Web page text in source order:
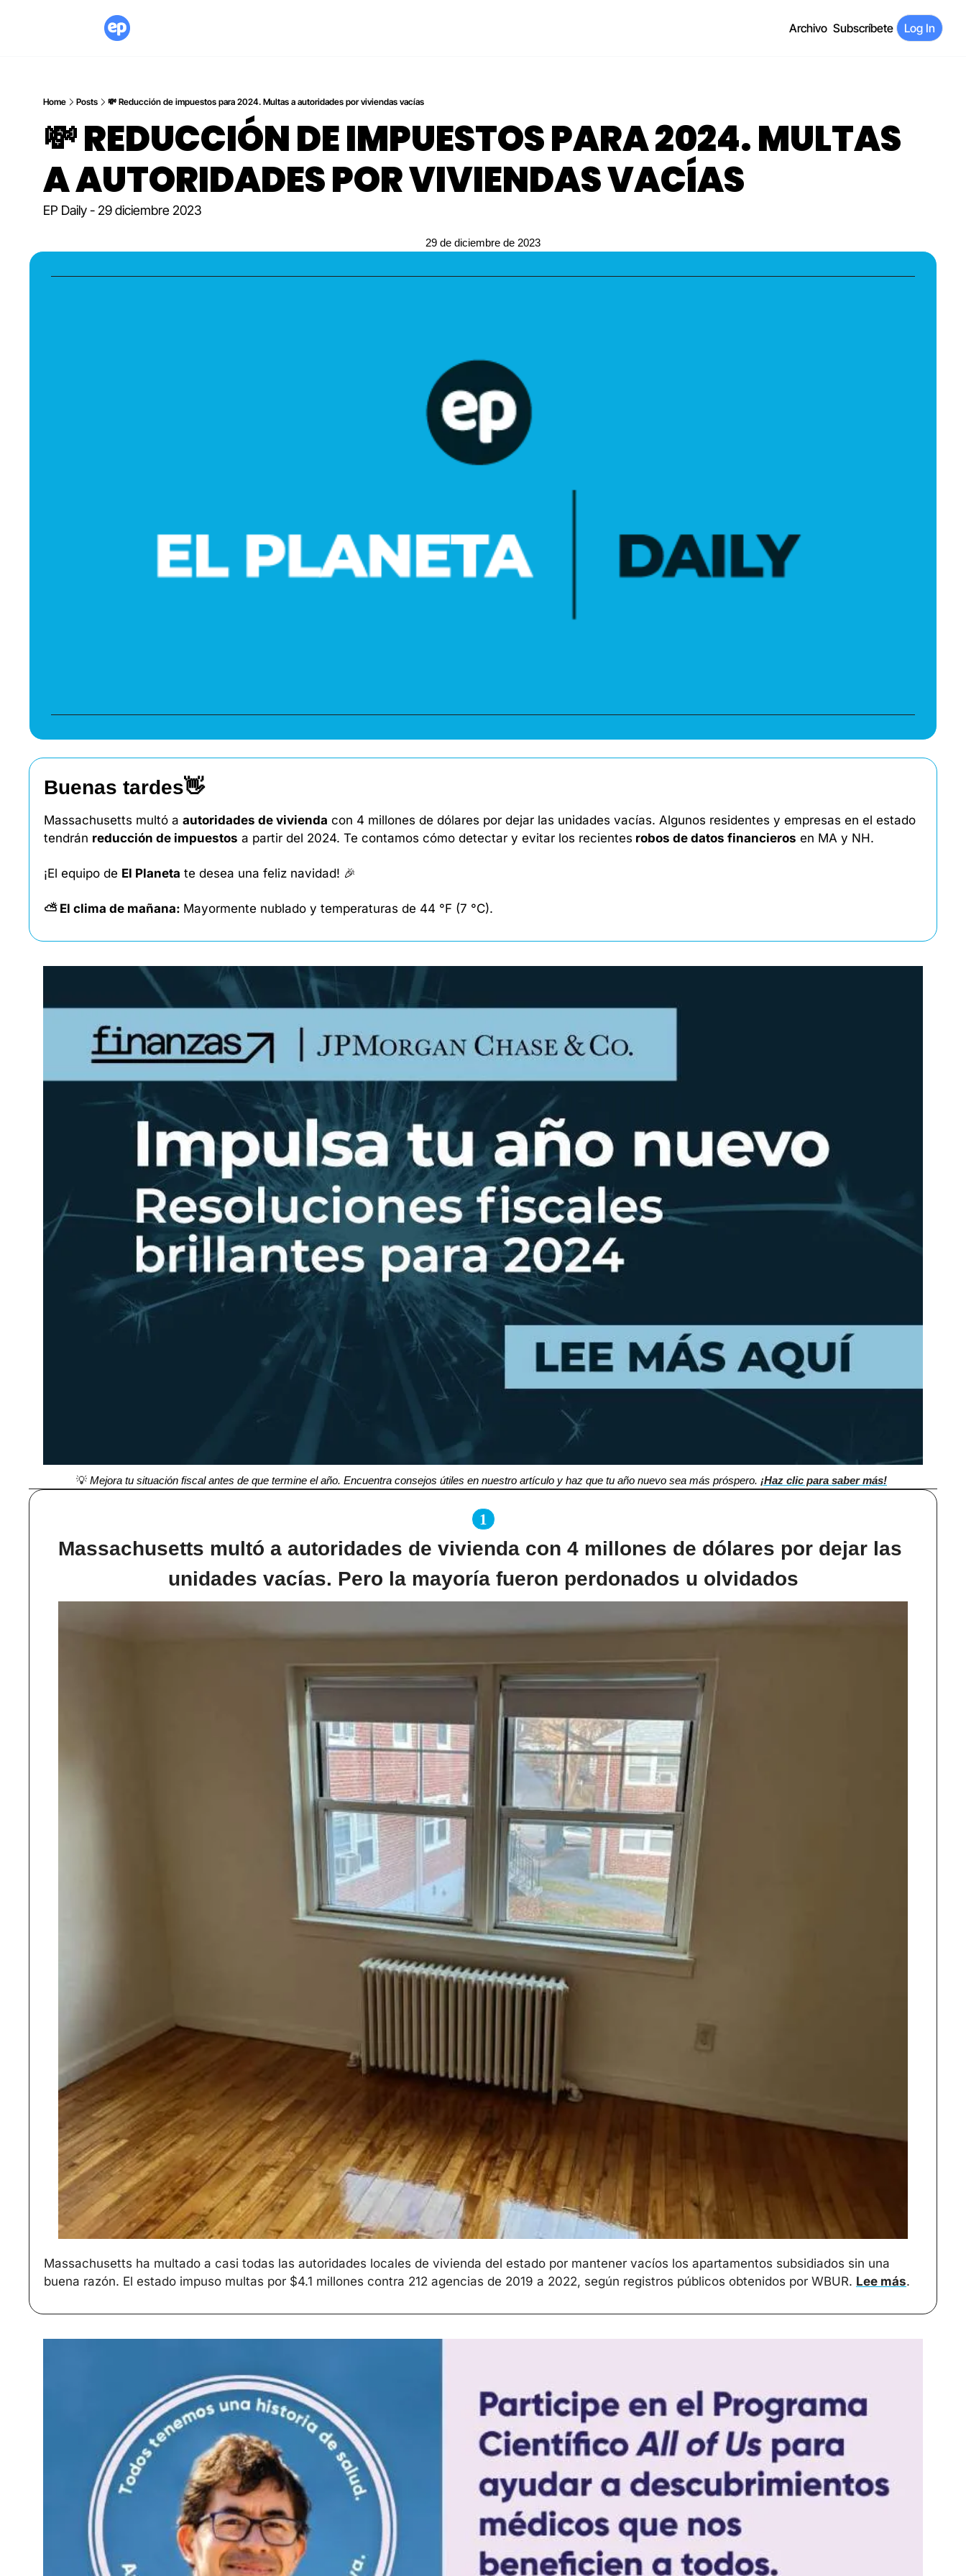
Archivo Subscríbete Log In
Home Posts 💸 Reducción de impuestos para 2024. Multas a autoridades por viviendas vacías
💸 REDUCCIÓN DE IMPUESTOS PARA 2024. MULTAS
A AUTORIDADES POR VIVIENDAS VACÍAS
EP Daily - 29 diciembre 2023
29 de diciembre de 2023
Buenas tardes👋
Massachusetts multó a autoridades de vivienda con 4 millones de dólares por dejar las unidades vacías. Algunos residentes y empresas en el estado
tendrán reducción de impuestos a partir del 2024. Te contamos cómo detectar y evitar los recientes robos de datos financieros en MA y NH.
¡El equipo de El Planeta te desea una feliz navidad! 🎉
⛅ El clima de mañana: Mayormente nublado y temperaturas de 44 °F (7 °C).
💡 Mejora tu situación fiscal antes de que termine el año. Encuentra consejos útiles en nuestro artículo y haz que tu año nuevo sea más próspero. ¡Haz clic para saber más!
1
Massachusetts multó a autoridades de vivienda con 4 millones de dólares por dejar las
unidades vacías. Pero la mayoría fueron perdonados u olvidados
Massachusetts ha multado a casi todas las autoridades locales de vivienda del estado por mantener vacíos los apartamentos subsidiados sin una
buena razón. El estado impuso multas por $4.1 millones contra 212 agencias de 2019 a 2022, según registros públicos obtenidos por WBUR. Lee más.